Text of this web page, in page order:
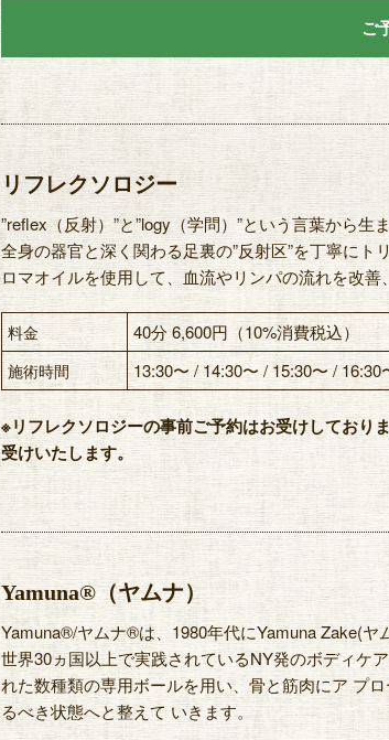
ご
リフレクソロジー
”reflex（反射）”と”logy（学問）”という言葉から
全身の器官と深く関わる足裏の”反射区”を丁寧に
ロマオイルを使用して、血流やリンパの流れを改善
料金 40分 6,600円（10%消費税込）
施術時間 13:30〜 / 14:30〜 / 15:30〜 / 16:30
※リフレクソロジーの事前ご予約はお受けしており
受けいたします。
Yamuna®（ヤムナ）
Yamuna®/ヤムナ®は、1980年代にYamuna Zake(
世界30ヵ国以上で実践されているNY発のボディケ
れた数種類の専用ボールを用い、骨と筋肉にア プ
るべき状態へと整えて いきます。